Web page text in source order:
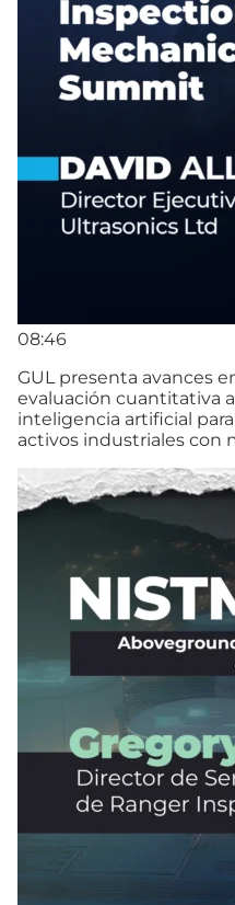
08:46
GUL presenta avances
evaluación cuantitativa
inteligencia artificial
activos industriales con